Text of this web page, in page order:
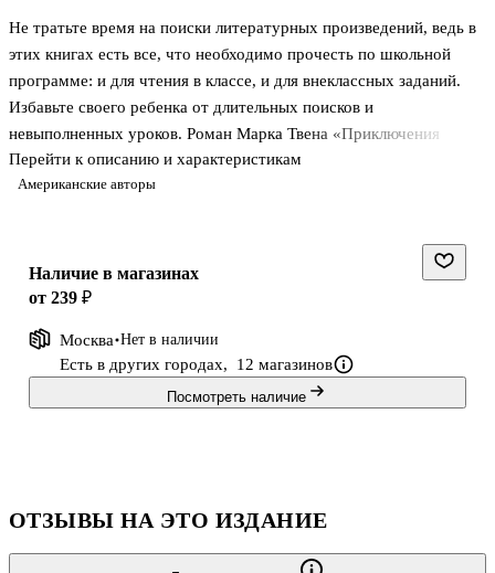
Американские авторы
Не тратьте время на поиски литературных произведений, ведь в
этих книгах есть все, что необходимо прочесть по школьной
программе: и для чтения в классе, и для внеклассных заданий.
Избавьте своего ребенка от длительных поисков и
невыполненных уроков. Роман Марка Твена «Приключения
Гекльберри Финна» изучается на уроках литературы в 5 - 6
классах.
Перейти к описанию и характеристикам
Наличие в магазинах
от 239 ₽
Москва Нет в наличии
Есть в других городах, 12 магазинов
Посмотреть наличие
ОТЗЫВЫ НА ЭТО ИЗДАНИЕ